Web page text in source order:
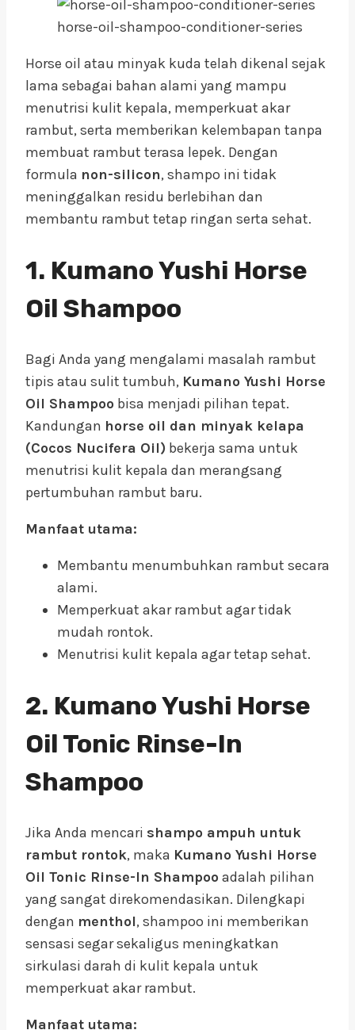
horse-oil-shampoo-conditioner-series
Horse oil atau minyak kuda telah dikenal sejak
lama sebagai bahan alami yang mampu
menutrisi kulit kepala, memperkuat akar
rambut, serta memberikan kelembapan tanpa
membuat rambut terasa lepek. Dengan
formula non-silicon, shampo ini tidak
meninggalkan residu berlebihan dan
membantu rambut tetap ringan serta sehat.
1. Kumano Yushi Horse
Oil Shampoo
Bagi Anda yang mengalami masalah rambut
tipis atau sulit tumbuh, Kumano Yushi Horse
Oil Shampoo bisa menjadi pilihan tepat.
Kandungan horse oil dan minyak kelapa
(Cocos Nucifera Oil) bekerja sama untuk
menutrisi kulit kepala dan merangsang
pertumbuhan rambut baru.
Manfaat utama:
Membantu menumbuhkan rambut secara
alami.
Memperkuat akar rambut agar tidak
mudah rontok.
Menutrisi kulit kepala agar tetap sehat.
2. Kumano Yushi Horse
Oil Tonic Rinse-In
Shampoo
Jika Anda mencari shampo ampuh untuk
rambut rontok, maka Kumano Yushi Horse
Oil Tonic Rinse-In Shampoo adalah pilihan
yang sangat direkomendasikan. Dilengkapi
dengan menthol, shampoo ini memberikan
sensasi segar sekaligus meningkatkan
sirkulasi darah di kulit kepala untuk
memperkuat akar rambut.
Manfaat utama: